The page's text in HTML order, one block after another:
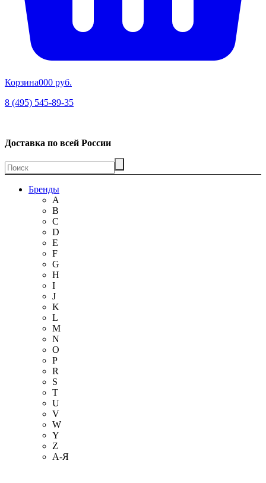
Корзина000 руб.
8 (495) 545-89-35
Доставка по всей России
Бренды
A
B
C
D
E
F
G
H
I
J
K
L
M
N
O
P
R
S
T
U
V
W
Y
Z
А-Я